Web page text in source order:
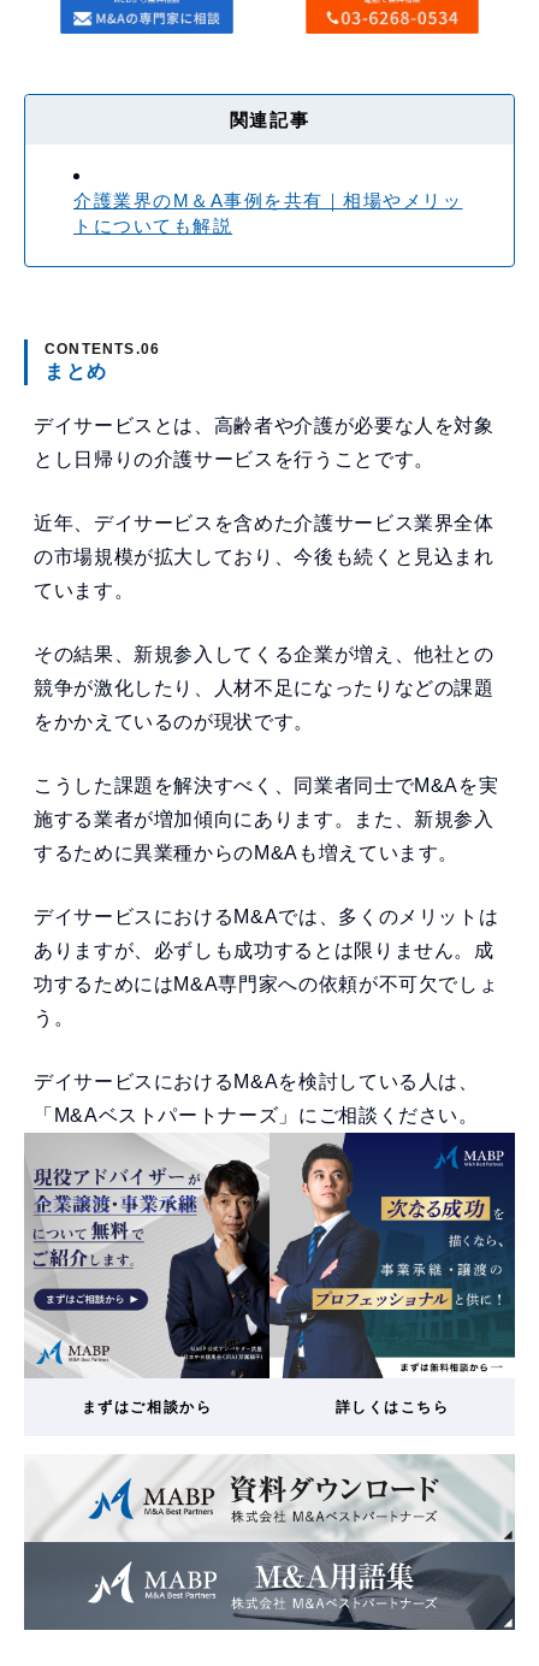
関連記事
介護業界のM＆A事例を共有｜相場やメリッ
トについても解説
まとめ
デイサービスとは、高齢者や介護が必要な人を対象
とし日帰りの介護サービスを行うことです。
近年、デイサービスを含めた介護サービス業界全体
の市場規模が拡大しており、今後も続くと見込まれ
ています。
その結果、新規参入してくる企業が増え、他社との
競争が激化したり、人材不足になったりなどの課題
をかかえているのが現状です。
こうした課題を解決すべく、同業者同士でM&Aを実
施する業者が増加傾向にあります。また、新規参入
するために異業種からのM&Aも増えています。
デイサービスにおけるM&Aでは、多くのメリットは
ありますが、必ずしも成功するとは限りません。成
功するためにはM&A専門家への依頼が不可欠でしょ
う。
デイサービスにおけるM&Aを検討している人は、
「M&Aベストパートナーズ」にご相談ください。
まずはご相談から 詳しくはこちら